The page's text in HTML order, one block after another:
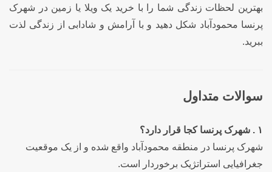
بهترین لحظات زندگی شما را با خرید یک ویلا یا زمین در شهرک
پرنسا محمودآباد شکل دهید و با آرامش و شادابی از زندگی لذت
ببرید.
سوالات متداول
۱ . شهرک پرنسا کجا قرار دارد؟
شهرک پرنسا در منطقه محمودآباد واقع شده و از یک موقعیت
جغرافیایی استراتژیک برخوردار است.